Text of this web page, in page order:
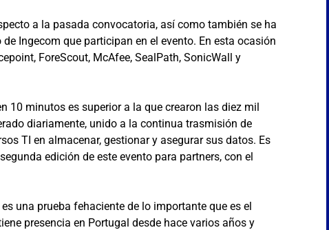
a la pasada convocatoria, así como también se ha
Ingecom que participan en el evento. En esta ocasión
ForeScout, McAfee, SealPath, SonicWall y
10 minutos es superior a la que crearon las diez mil
diariamente, unido a la continua trasmisión de
TI en almacenar, gestionar y asegurar sus datos. Es
edición de este evento para partners, con el
una prueba fehaciente de lo importante que es el
presencia en Portugal desde hace varios años y